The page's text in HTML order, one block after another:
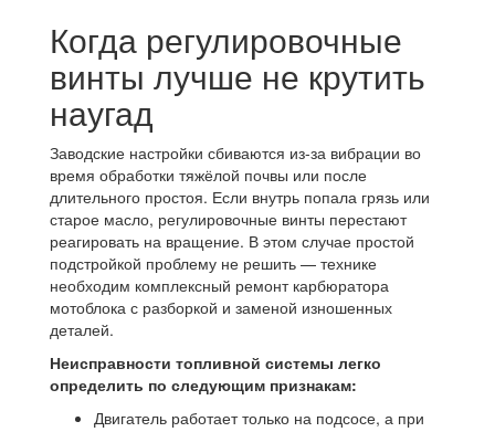
Когда регулировочные
винты лучше не крутить
наугад
Заводские настройки сбиваются из-за вибрации во
время обработки тяжёлой почвы или после
длительного простоя. Если внутрь попала грязь или
старое масло, регулировочные винты перестают
реагировать на вращение. В этом случае простой
подстройкой проблему не решить — технике
необходим комплексный ремонт карбюратора
мотоблока с разборкой и заменой изношенных
деталей.
Неисправности топливной системы легко
определить по следующим признакам:
Двигатель работает только на подсосе, а при